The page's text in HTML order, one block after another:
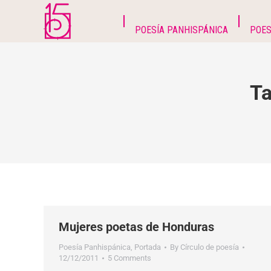
POESÍA PANHISPÁNICA
Mujeres poetas de Honduras
Poesía Panhispánica, Portada By Círculo de poesía
12/12/2011
5 Comments